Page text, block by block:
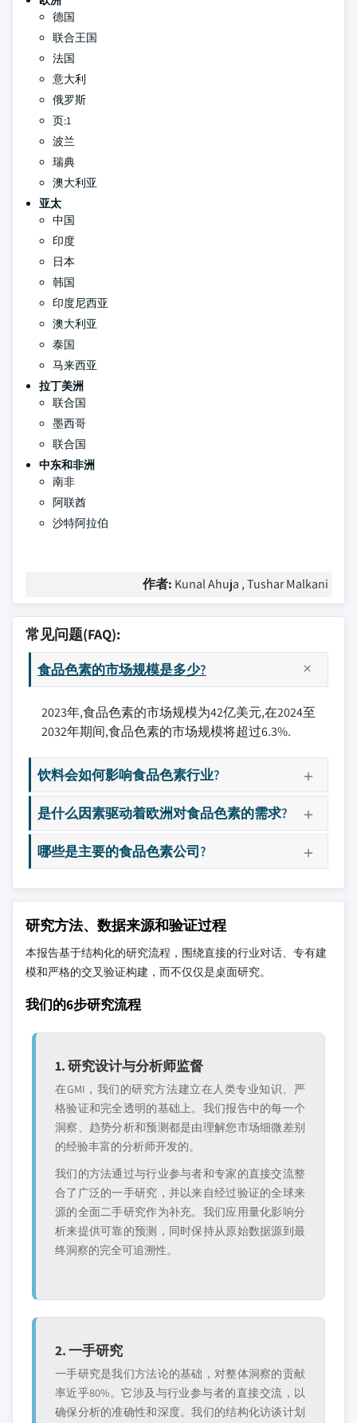
德国
联合王国
法国
意大利
俄罗斯
页:1
波兰
瑞典
澳大利亚
亚太
中国
印度
日本
韩国
印度尼西亚
澳大利亚
泰国
马来西亚
拉丁美洲
联合国
墨西哥
联合国
中东和非洲
南非
阿联酋
沙特阿拉伯
作者: Kunal Ahuja , Tushar Malkani
常见问题(FAQ):
食品色素的市场规模是多少?
2023年,食品色素的市场规模为42亿美元,在2024至
2032年期间,食品色素的市场规模将超过6.3%.
饮料会如何影响食品色素行业?
是什么因素驱动着欧洲对食品色素的需求?
哪些是主要的食品色素公司?
研究方法、数据来源和验证过程
本报告基于结构化的研究流程，围绕直接的行业对话、专有建
模和严格的交叉验证构建，而不仅仅是桌面研究。
我们的6步研究流程
1. 研究设计与分析师监督
在GMI，我们的研究方法建立在人类专业知识、严
格验证和完全透明的基础上。我们报告中的每一个
洞察、趋势分析和预测都是由理解您市场细微差别
的经验丰富的分析师开发的。
我们的方法通过与行业参与者和专家的直接交流整
合了广泛的一手研究，并以来自经过验证的全球来
源的全面二手研究作为补充。我们应用量化影响分
析来提供可靠的预测，同时保持从原始数据源到最
终洞察的完全可追溯性。
2. 一手研究
一手研究是我们方法论的基础，对整体洞察的贡献
率近乎80%。它涉及与行业参与者的直接交流，以
确保分析的准确性和深度。我们的结构化访谈计划